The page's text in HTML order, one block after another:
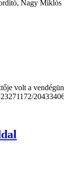
Nagy
volt a